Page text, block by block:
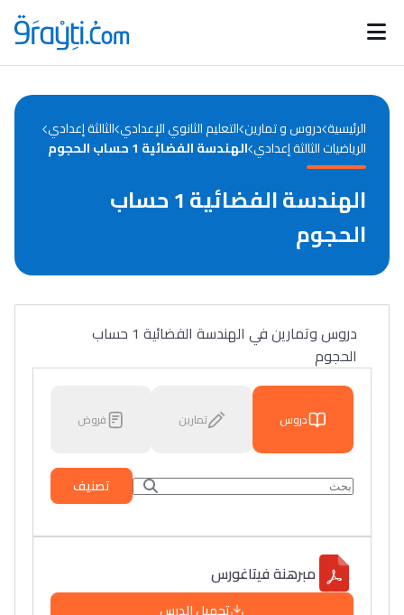
Catégories
d'actualités
Annonces bourses
الرئيسية دروس و تمارين التعليم الثانوي الإعدادي الثالثة إعدادي
الرياضيات الثالثة إعدادي الهندسة الفضائية 1 حساب الحجوم
الهندسة الفضائية 1 حساب
الحجوم
دروس وتمارين في الهندسة الفضائية 1 حساب
الحجوم
دروس تمارين فروض
تصنيف
مبرهنة فيتاغورس